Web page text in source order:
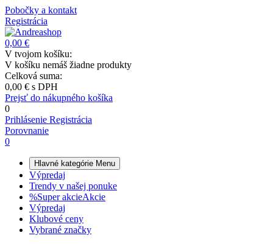
Pobočky a kontakt
Registrácia
0,00 €
V tvojom košíku:
V košíku nemáš žiadne produkty
Celková suma:
0,00 € s DPH
Prejsť do nákupného košíka
0
Prihlásenie Registrácia
Porovnanie
0
Hlavné kategórie Menu
Výpredaj
Trendy v našej ponuke
%Super akcieAkcie
Výpredaj
Klubové ceny
Vybrané značky